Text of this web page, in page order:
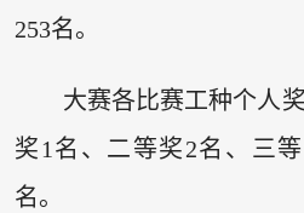
253名。
大赛各比赛工种个人
奖1名、二等奖2名、三
名。